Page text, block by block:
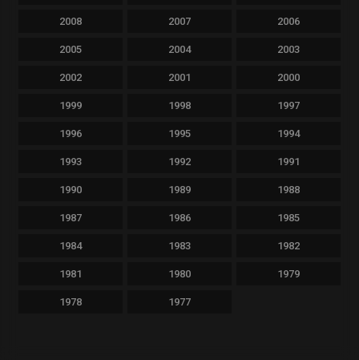
2008 2007 2006
2005 2004 2003
2002 2001 2000
1999 1998 1997
1996 1995 1994
1993 1992 1991
1990 1989 1988
1987 1986 1985
1984 1983 1982
1981 1980 1979
1978 1977